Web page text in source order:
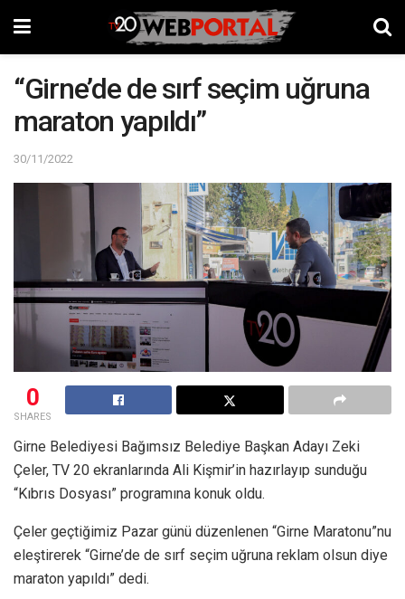
“Girne’de de sırf seçim uğruna
maraton yapıldı”
30/11/2022
0
SHARES
Girne Belediyesi Bağımsız Belediye Başkan Adayı Zeki
Çeler, TV 20 ekranlarında Ali Kişmir’in hazırlayıp sunduğu
“Kıbrıs Dosyası” programına konuk oldu.
Çeler geçtiğimiz Pazar günü düzenlenen “Girne Maratonu”nu
eleştirerek “Girne’de de sırf seçim uğruna reklam olsun diye
maraton yapıldı” dedi.